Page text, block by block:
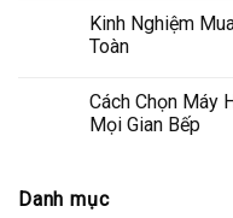
Kinh Nghiệm
Toàn
Cách Chọn Máy
Mọi Gian Bếp
Danh mục